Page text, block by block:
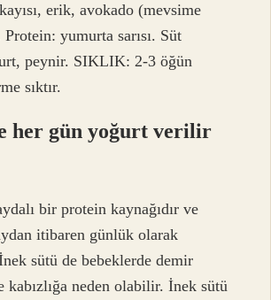
erik, avokado (mevsime
yumurta sarısı. Süt
peynir. SIKLIK: 2-3 öğün
sıktır.
her gün yoğurt verilir
bir protein kaynağıdır ve
itibaren günlük olarak
sütü de bebeklerde demir
kabızlığa neden olabilir. İnek sütü